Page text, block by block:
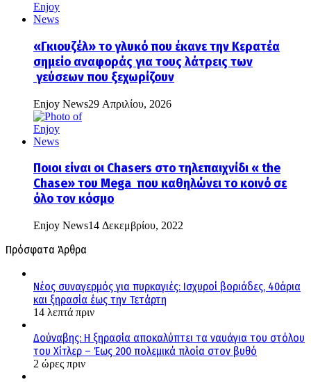
«Γκιουζέλ» το γλυκό που έκανε την Κερατέα
σημείο αναφοράς για τους λάτρεις των
γεύσεων που ξεχωρίζουν
Enjoy News29 Απριλίου, 2026
Ποιοι είναι οι Chasers στο τηλεπαιχνίδι « the
Chase» του Mega που καθηλώνει το κοινό σε
όλο τον κόσμο
Enjoy News14 Δεκεμβρίου, 2022
Πρόσφατα Άρθρα
Νέος συναγερμός για πυρκαγιές: Ισχυροί βοριάδες, 40άρια
και ξηρασία έως την Τετάρτη
14 λεπτά πριν
Δούναβης: Η ξηρασία αποκαλύπτει τα ναυάγια του στόλου
του Χίτλερ – Έως 200 πολεμικά πλοία στον βυθό
2 ώρες πριν